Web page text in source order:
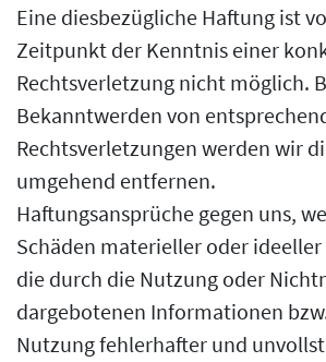
Eine diesbezügliche Haftung ist
Zeitpunkt der Kenntnis einer
Rechtsverletzung nicht möglich.
Bekanntwerden von
Rechtsverletzungen werden wir
umgehend entfernen.
Haftungsansprüche gegen uns,
Schäden materieller oder
die durch die Nutzung oder
dargebotenen Informationen
Nutzung fehlerhafter und